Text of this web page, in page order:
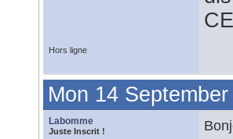
Hors ligne
Mon 14
Labomme
Juste Inscrit !